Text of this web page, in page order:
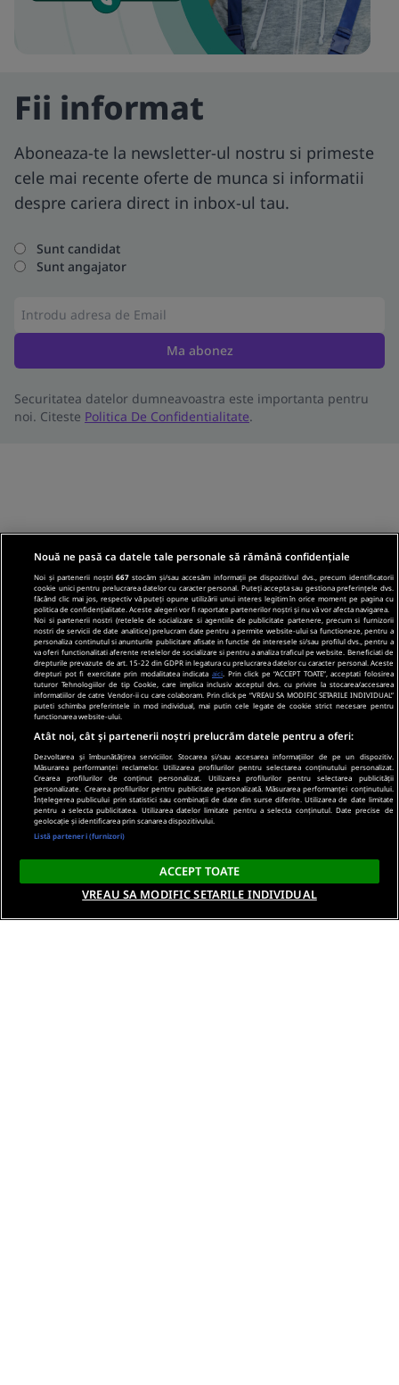
Fii informat
Aboneaza-te la newsletter-ul nostru si primeste
cele mai recente oferte de munca si informatii
despre cariera direct in inbox-ul tau.
Sunt candidat
Sunt angajator
Ma abonez
Securitatea datelor dumneavoastra este importanta pentru
noi. Citeste Politica De Confidentialitate.
Nouă ne pasă ca datele tale personale să rămână confidențiale
Noi și partenerii noștri667 stocăm și/sau accesăm informații pe dispozitivul dvs., precum identificatorii
cookie unici pentru prelucrarea datelor cu caracter personal. Puteți accepta sau gestiona preferințele dvs.
făcând clic mai jos, respectiv vă puteți opune utilizării unui interes legitim în orice moment pe pagina cu
politica de confidențialitate. Aceste alegeri vor fi raportate partenerilor noștri și nu vă vor afecta navigarea.
Noi si partenerii nostri (retelele de socializare si agentiile de publicitate partenere, precum si furnizorii
nostri de servicii de date analitice) prelucram date pentru a permite website-ului sa functioneze, pentru a
personaliza continutul si anunturile publicitare afisate in functie de interesele si/sau profilul dvs., pentru a
va oferi functionalitati aferente retelelor de socializare si pentru a analiza traficul pe website. Beneficiati de
drepturile prevazute de art. 15-22 din GDPR in legatura cu prelucrarea datelor cu caracter personal. Aceste
drepturi pot fi exercitate prin modalitatea indicata aici . Prin click pe “ACCEPT TOATE”, acceptati folosirea
tuturor Tehnologiilor de tip Cookie, care implica inclusiv acceptul dvs. cu privire la stocarea/accesarea
informatiilor de catre Vendor-ii cu care colaboram. Prin click pe “VREAU SA MODIFIC SETARILE INDIVIDUAL”
puteti schimba preferintele in mod individual, mai putin cele legate de cookie strict necesare pentru
functionarea website-ului.
Atât noi, cât și partenerii noștri prelucrăm datele pentru a oferi:
Dezvoltarea și îmbunătățirea serviciilor. Stocarea și/sau accesarea informațiilor de pe un dispozitiv.
Măsurarea performanței reclamelor. Utilizarea profilurilor pentru selectarea conținutului personalizat.
Crearea profilurilor de conținut personalizat. Utilizarea profilurilor pentru selectarea publicității
personalizate. Crearea profilurilor pentru publicitate personalizată. Măsurarea performanței conținutului.
Înțelegerea publicului prin statistici sau combinații de date din surse diferite. Utilizarea de date limitate
pentru a selecta publicitatea. Utilizarea datelor limitate pentru a selecta conținutul. Date precise de
geolocație și identificarea prin scanarea dispozitivului.
Listă parteneri (furnizori)
ACCEPT TOATE
VREAU SA MODIFIC SETARILE INDIVIDUAL